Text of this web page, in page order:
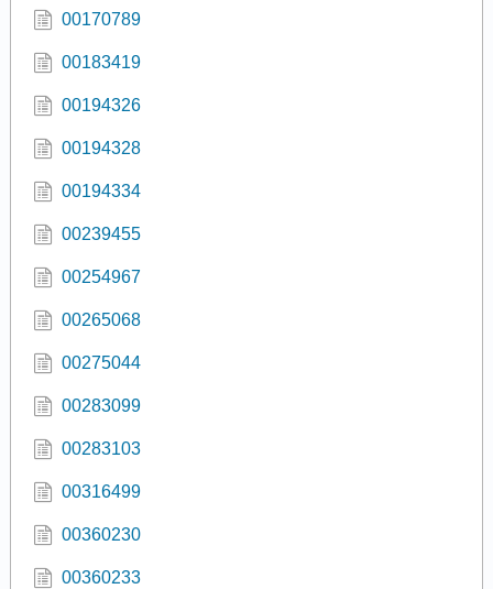
00170789
00183419
00194326
00194328
00194334
00239455
00254967
00265068
00275044
00283099
00283103
00316499
00360230
00360233